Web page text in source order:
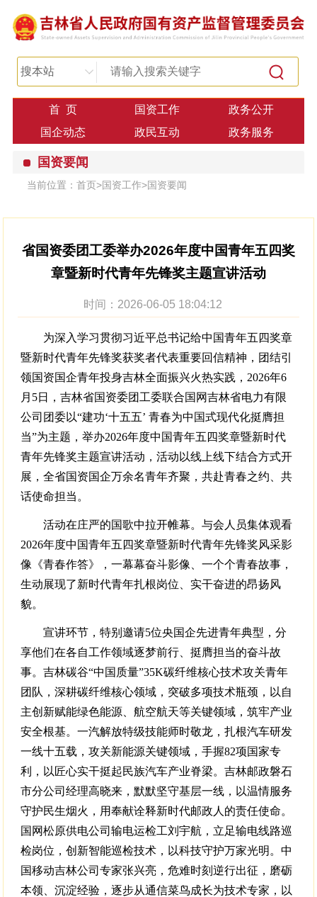
搜本站
首 页 国资工作
政务公开
国企动态
政民互动 政务服务
国资要闻
当前位置： 首页>国资工作>国资要闻
省国资委团工委举办2026年度中国青年五四奖
章暨新时代青年先锋奖主题宣讲活动
时间：2026-06-05 18:04:12
为深入学习贯彻习近平总书记给中国青年五四奖章
暨新时代青年先锋奖获奖者代表重要回信精神，团结引
领国资国企青年投身吉林全面振兴火热实践，2026年6
月5日，吉林省国资委团工委联合国网吉林省电力有限
公司团委以“建功‘十五五’ 青春为中国式现代化挺膺担
当”为主题，举办2026年度中国青年五四奖章暨新时代
青年先锋奖主题宣讲活动，活动以线上线下结合方式开
展，全省国资国企万余名青年齐聚，共赴青春之约、共
话使命担当。
活动在庄严的国歌中拉开帷幕。与会人员集体观看
2026年度中国青年五四奖章暨新时代青年先锋奖风采影
像《青春作答》，一幕幕奋斗影像、一个个青春故事，
生动展现了新时代青年扎根岗位、实干奋进的昂扬风
貌。
宣讲环节，特别邀请5位央国企先进青年典型，分
享他们在各自工作领域逐梦前行、挺膺担当的奋斗故
事。吉林碳谷“中国质量”35K碳纤维核心技术攻关青年
团队，深耕碳纤维核心领域，突破多项技术瓶颈，以自
主创新赋能绿色能源、航空航天等关键领域，筑牢产业
安全根基。一汽解放特级技能师时敬龙，扎根汽车研发
一线十五载，攻关新能源关键领域，手握82项国家专
利，以匠心实干挺起民族汽车产业脊梁。吉林邮政磐石
市分公司经理高晓来，默默坚守基层一线，以温情服务
守护民生烟火，用奉献诠释新时代邮政人的责任使命。
国网松原供电公司输电运检工刘宇航，立足输电线路巡
检岗位，创新智能巡检技术，以科技守护万家光明。中
国移动吉林公司专家张兴亮，危难时刻逆行出征，磨砺
本领、沉淀经验，逐步从通信菜鸟成长为技术专家，以